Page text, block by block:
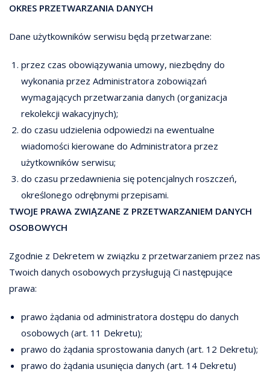
OKRES PRZETWARZANIA DANYCH
Dane użytkowników serwisu będą przetwarzane:
przez czas obowiązywania umowy, niezbędny do
wykonania przez Administratora zobowiązań
wymagających przetwarzania danych (organizacja
rekolekcji wakacyjnych);
do czasu udzielenia odpowiedzi na ewentualne
wiadomości kierowane do Administratora przez
użytkowników serwisu;
do czasu przedawnienia się potencjalnych roszczeń,
określonego odrębnymi przepisami.
TWOJE PRAWA ZWIĄZANE Z PRZETWARZANIEM DANYCH
OSOBOWYCH
Zgodnie z Dekretem w związku z przetwarzaniem przez nas
Twoich danych osobowych przysługują Ci następujące
prawa:
prawo żądania od administratora dostępu do danych
osobowych (art. 11 Dekretu);
prawo do żądania sprostowania danych (art. 12 Dekretu);
prawo do żądania usunięcia danych (art. 14 Dekretu)